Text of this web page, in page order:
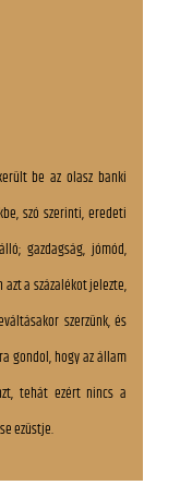
be az olasz banki
szó szerinti, eredeti
gazdagság, jómód,
azt a százalékot jelezte,
szerzünk, és
gondol, hogy az állam
tehát ezért nincs a
ezüstje.